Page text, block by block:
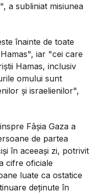
a subliniat misiunea
înainte de toate
iar "cei care
Hamas, inclusiv
omului sunt
şi israelienilor",
Fâşia Gaza a
de partea
în aceeaşi zi, potrivit
cifre oficiale
luate ca ostatice
deţinute în